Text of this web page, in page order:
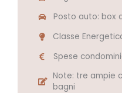
Posto auto: box
Classe
Spese
Note: tre ampie
bagni